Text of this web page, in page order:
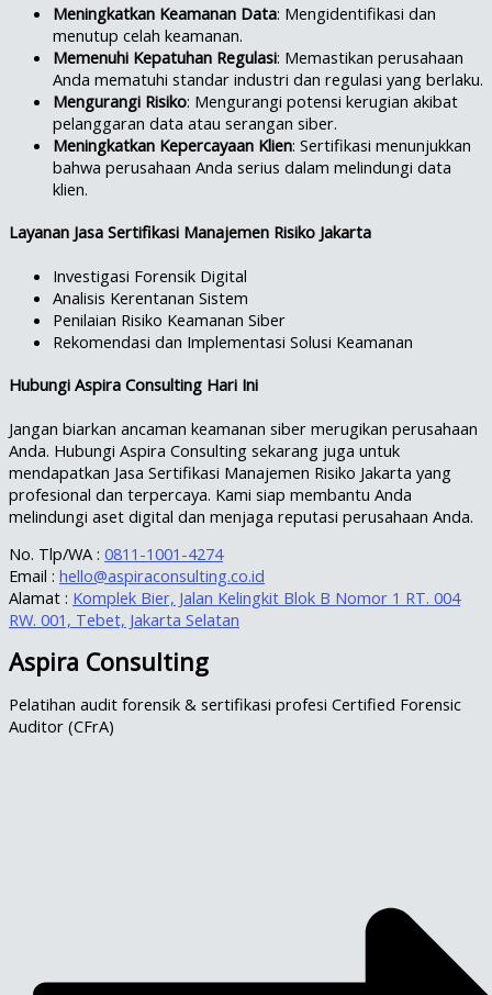
Meningkatkan Keamanan Data: Mengidentifikasi dan
menutup celah keamanan.
Memenuhi Kepatuhan Regulasi: Memastikan perusahaan
Anda mematuhi standar industri dan regulasi yang berlaku.
Mengurangi Risiko: Mengurangi potensi kerugian akibat
pelanggaran data atau serangan siber.
Meningkatkan Kepercayaan Klien: Sertifikasi menunjukkan
bahwa perusahaan Anda serius dalam melindungi data
klien.
Layanan Jasa Sertifikasi Manajemen Risiko Jakarta
Investigasi Forensik Digital
Analisis Kerentanan Sistem
Penilaian Risiko Keamanan Siber
Rekomendasi dan Implementasi Solusi Keamanan
Hubungi Aspira Consulting Hari Ini
Jangan biarkan ancaman keamanan siber merugikan perusahaan
Anda. Hubungi Aspira Consulting sekarang juga untuk
mendapatkan Jasa Sertifikasi Manajemen Risiko Jakarta yang
profesional dan terpercaya. Kami siap membantu Anda
melindungi aset digital dan menjaga reputasi perusahaan Anda.
No. Tlp/WA : 0811-1001-4274
Email : hello@aspiraconsulting.co.id
Alamat : Komplek Bier, Jalan Kelingkit Blok B Nomor 1 RT. 004
RW. 001, Tebet, Jakarta Selatan
Aspira Consulting
Pelatihan audit forensik & sertifikasi profesi Certified Forensic
Auditor (CFrA)